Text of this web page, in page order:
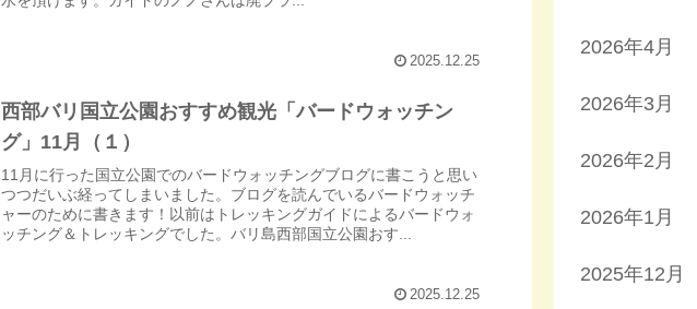
2025.12.25
西部バリ国立公園おすすめ観光「バードウォッチン
グ」11月（１）
11月に行った国立公園でのバードウォッチングブログに書こうと思い
つつだいぶ経ってしまいました。ブログを読んでいるバードウォッチ
ャーのために書きます！以前はトレッキングガイドによるバードウォ
ッチング＆トレッキングでした。バリ島西部国立公園おす...
2025.12.25
2026年4月
2026年3月
2026年2月
2026年1月
2025年12月